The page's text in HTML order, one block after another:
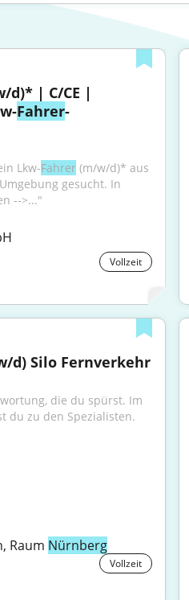
d)* | C/CE |
Fahrer-
Lkw-Fahrer (m/w/d)* aus
gesucht. In
-->..."
Vollzeit
d) Silo Fernverkehr
die du spürst. Im
du zu den Spezialisten.
Raum Nürnberg
Vollzeit